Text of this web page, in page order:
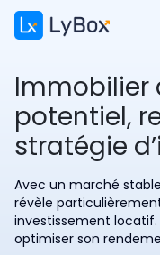
Immobilier
potentiel,
stratégie
Avec un marché
révèle
investissement
optimiser son